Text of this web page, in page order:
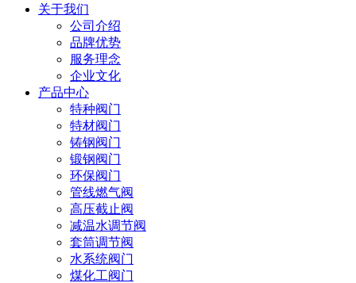
关于我们
公司介绍
品牌优势
服务理念
企业文化
产品中心
特种阀门
特材阀门
铸钢阀门
锻钢阀门
环保阀门
管线燃气阀
高压截止阀
减温水调节阀
套筒调节阀
水系统阀门
煤化工阀门